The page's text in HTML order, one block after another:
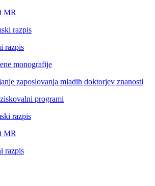
MR
razpis
razpis
monografije
zaposlovanja mladih doktorjev znanosti
programi
razpis
MR
razpis